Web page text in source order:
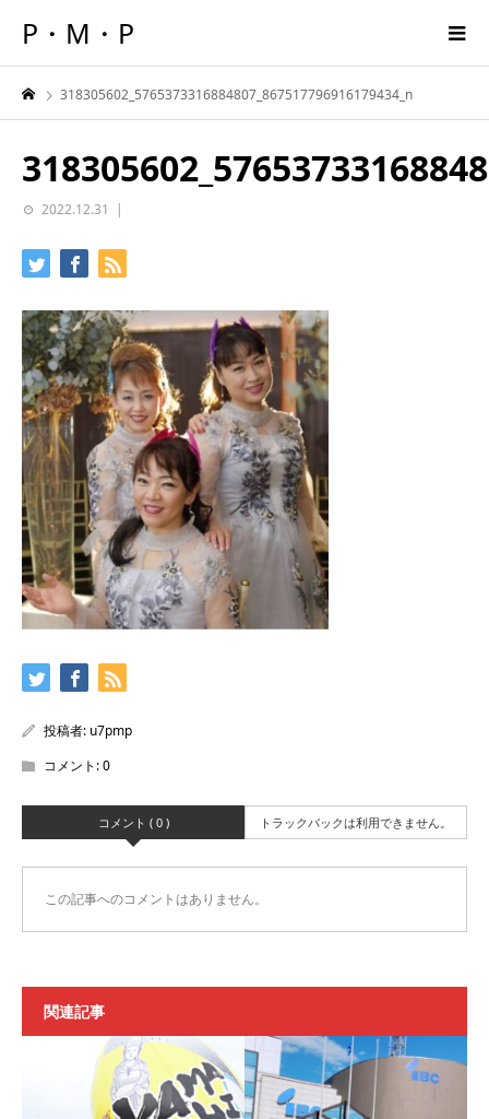
P・M・P
318305602_5765373316884807_867517796916179434_n
2022.12.31
投稿者: u7pmp
コメント:0
コメント ( 0 ) トラックバックは利用できません。
この記事へのコメントはありません。
関連記事